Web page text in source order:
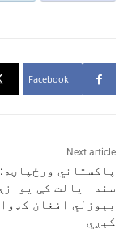
Facebook
Next article
پاکستاني
سند ایالت کې
بېوزلي افغان
کېږي